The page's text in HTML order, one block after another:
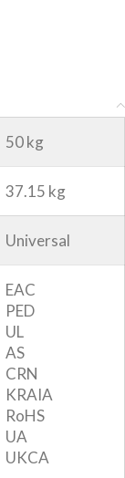
50 kg
37.15 kg
Universal
EAC
PED
UL
AS
CRN
KRAIA
RoHS
UA
UKCA